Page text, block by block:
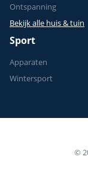
Ontspanning
Bekijk alle huis & tuin
Sport
Apparaten
Wintersport
©